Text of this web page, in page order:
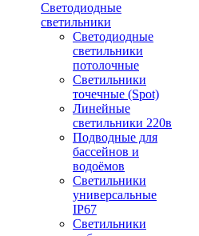
Светодиодные
светильники
Светодиодные
светильники
потолочные
Светильники
точечные (Spot)
Линейные
светильники 220в
Подводные для
бассейнов и
водоёмов
Светильники
универсальные
IP67
Светильники